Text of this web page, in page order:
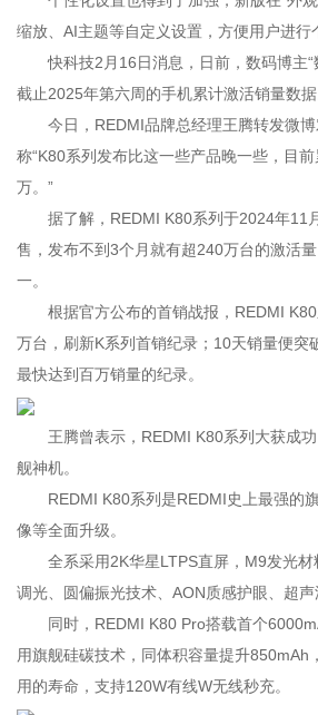
缩放、AI主题等自定义设置，方便用户进行
快科技2月16日消息，日前，数码博主“
截止2025年第六周的手机累计激活销量数据
今日，REDMI品牌总经理王腾转发微博
称“K80系列发布比这一些产品晚一些，目
万。”
据了解，REDMI K80系列于2024年11
售，发布不到3个月就有超240万台的激活
一。
根据官方公布的首销战报，REDMI K80
万台，刷新K系列首销纪录；10天销量便突
最快达到百万销量的纪录。
王腾曾表示，REDMI K80系列大获成功
舰神机。
REDMI K80系列是REDMI史上最强的
像等全面升级。
全系采用2K华星LTPS直屏，M9发光材
调光、圆偏振光技术、AON质感护眼、超声
同时，REDMI K80 Pro搭载首个
用旗舰硅碳技术，同体积容量提升850mAh
用的寿命，支持120W有线W无线秒充。